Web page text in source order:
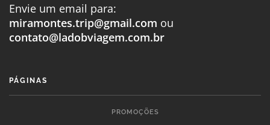
Envie um email para:
miramontes.trip@gmail.com ou
contato@ladobviagem.com.br
PÁGINAS
PROMOÇÕES